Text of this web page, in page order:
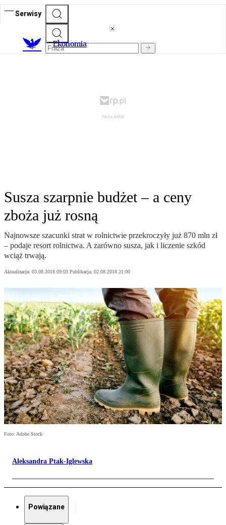
Serwisy
Ekonomia
Susza szarpnie budżet – a ceny
zboża już rosną
Najnowsze szacunki strat w rolnictwie przekroczyły już 870 mln zł
– podaje resort rolnictwa. A zarówno susza, jak i liczenie szkód
wciąż trwają.
Aktualizacja: 03.08.2018 09:03 Publikacja: 02.08.2018 21:00
Foto: Adobe Stock
Aleksandra Ptak-Iglewska
Powiązane